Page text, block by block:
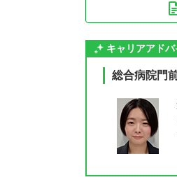
キャリアアド
総合病院門